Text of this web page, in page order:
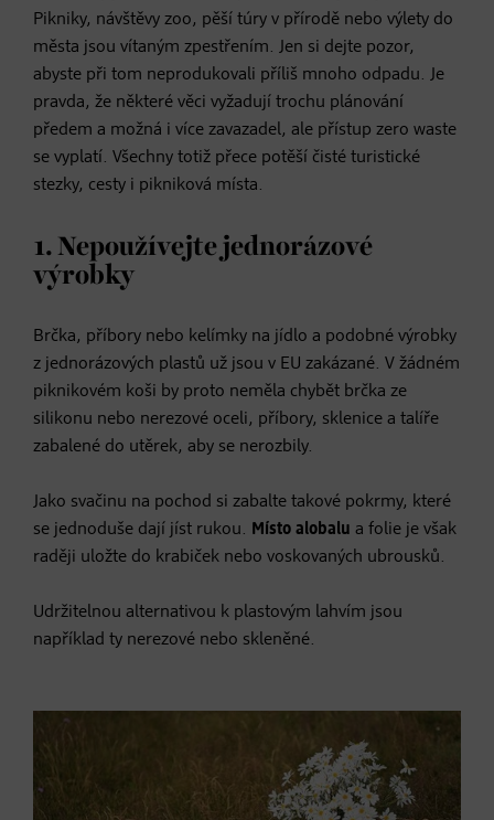
Pikniky, návštěvy zoo, pěší túry v přírodě nebo výlety do
města jsou vítaným zpestřením. Jen si dejte pozor,
abyste při tom neprodukovali příliš mnoho odpadu. Je
pravda, že některé věci vyžadují trochu plánování
předem a možná i více zavazadel, ale přístup zero waste
se vyplatí. Všechny totiž přece potěší čisté turistické
stezky, cesty i pikniková místa.
1. Nepoužívejte jednorázové
výrobky
Brčka, příbory nebo kelímky na jídlo a podobné výrobky
z jednorázových plastů už jsou v EU zakázané. V žádném
piknikovém koši by proto neměla chybět brčka ze
silikonu nebo nerezové oceli, příbory, sklenice a talíře
zabalené do utěrek, aby se nerozbily.
Jako svačinu na pochod si zabalte takové pokrmy, které
se jednoduše dají jíst rukou. Místo alobalu a folie je však
raději uložte do krabiček nebo voskovaných ubrousků.
Udržitelnou alternativou k plastovým lahvím jsou
například ty nerezové nebo skleněné.